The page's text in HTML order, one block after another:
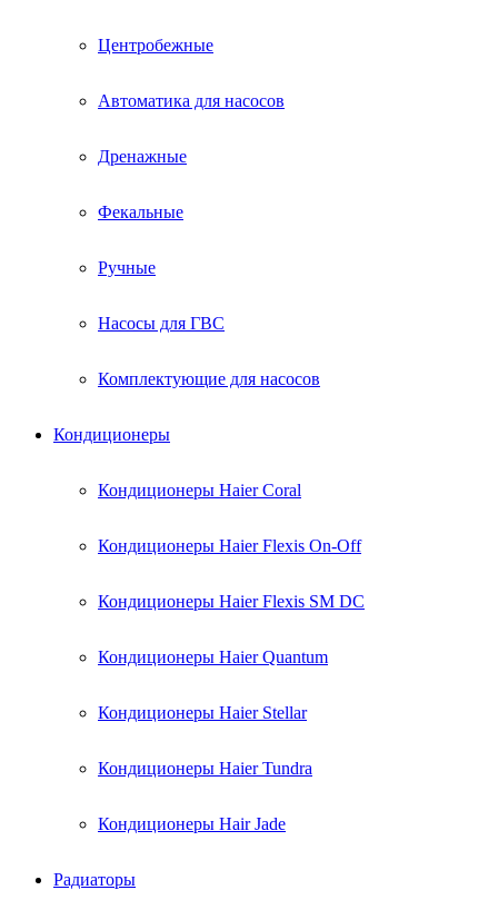
Центробежные
Автоматика для насосов
Дренажные
Фекальные
Ручные
Насосы для ГВС
Комплектующие для насосов
Кондиционеры
Кондиционеры Haier Coral
Кондиционеры Haier Flexis On-Off
Кондиционеры Haier Flexis SM DC
Кондиционеры Haier Quantum
Кондиционеры Haier Stellar
Кондиционеры Haier Tundra
Кондиционеры Hair Jade
Радиаторы